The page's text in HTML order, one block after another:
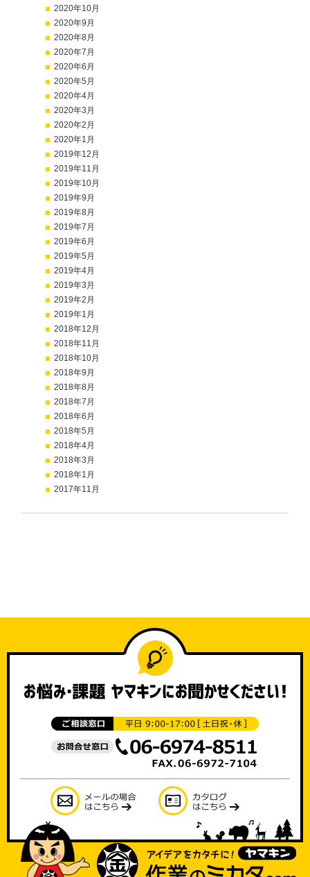
2020年10月
2020年9月
2020年8月
2020年7月
2020年6月
2020年5月
2020年4月
2020年3月
2020年2月
2020年1月
2019年12月
2019年11月
2019年10月
2019年9月
2019年8月
2019年7月
2019年6月
2019年5月
2019年4月
2019年3月
2019年2月
2019年1月
2018年12月
2018年11月
2018年10月
2018年9月
2018年8月
2018年7月
2018年6月
2018年5月
2018年4月
2018年3月
2018年1月
2017年11月